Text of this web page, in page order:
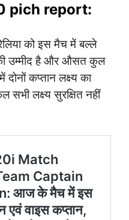
pich report:
को इस मैच में बल्ले
उम्मीद है और औसत कुल
कप्तान लक्ष्य का
लक्ष्य सुरक्षित नहीं